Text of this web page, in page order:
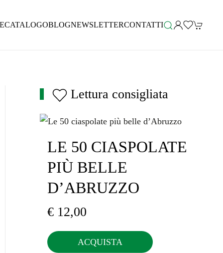
CATALOGOBLOGNEWSLETTERCONTATTI
Lettura consigliata
LE 50 CIASPOLATE
PIÙ BELLE
D’ABRUZZO
€ 12,00
ACQUISTA